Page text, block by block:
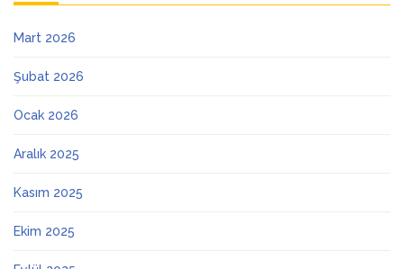
Mart 2026
Şubat 2026
Ocak 2026
Aralık 2025
Kasım 2025
Ekim 2025